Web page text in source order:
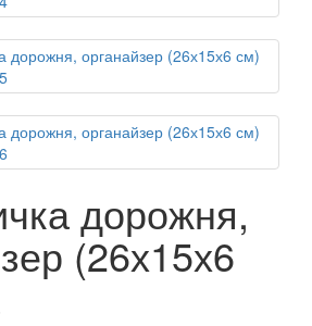
дорожня,
(26х15х6